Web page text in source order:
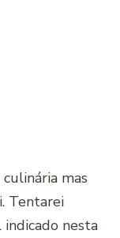
mas
Tentarei
nesta